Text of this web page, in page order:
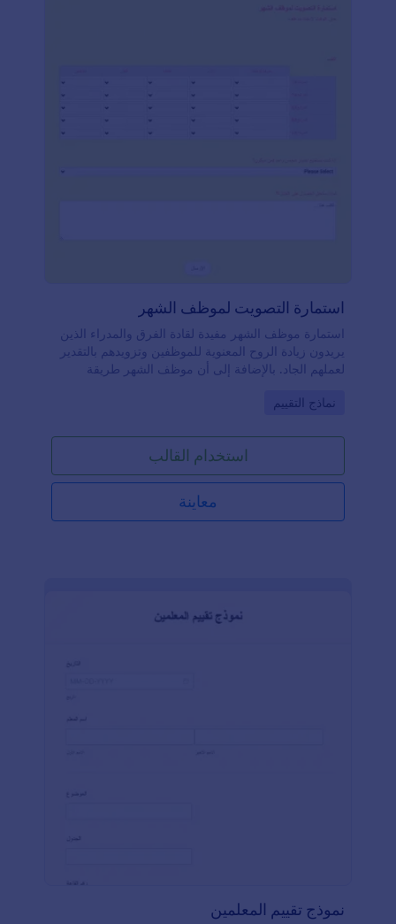
استمارة التصويت لموظف الشهر
استمارة موظف الشهر مفيدة لقادة الفرق والمدراء الذين
يريدون زيادة الروح المعنوية للموظفين وتزويدهم بالتقدير
لعملهم الجاد. بالإضافة إلى أن موظف الشهر طريقة
يتناسب مع مؤسستك باستعمال أدواتنا
Go to Category:
نماذج التقييم
استخدام القالب
معاينة
نموذج تقييم المعلمين